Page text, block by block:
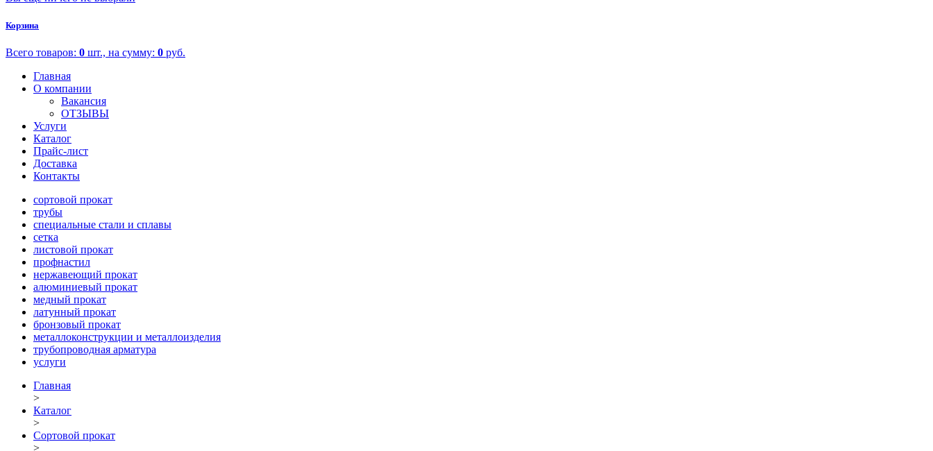
Корзина
Всего товаров: 0 шт., на сумму: 0 руб.
Главная
О компании
Вакансия
ОТЗЫВЫ
Услуги
Каталог
Прайс-лист
Доставка
Контакты
сортовой прокат
трубы
специальные стали и сплавы
сетка
листовой прокат
профнастил
нержавеющий прокат
алюминиевый прокат
медный прокат
латунный прокат
бронзовый прокат
металлоконструкции и металлоизделия
трубопроводная арматура
услуги
Главная
>
Каталог
>
Сортовой прокат
>